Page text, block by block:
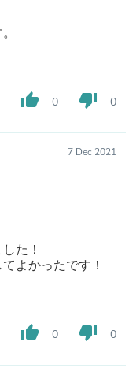
thumb_up 0 thumb_down 0
7 Dec 2021
た！
よかったです！
thumb_up 0 thumb_down 0